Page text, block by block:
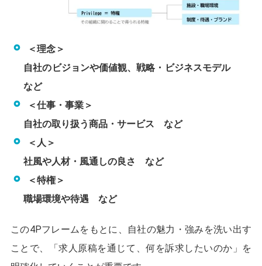
＜理念＞
自社のビジョンや価値観、戦略・ビジネスモデル
など
＜仕事・事業＞
自社の取り扱う商品・サービス など
＜人＞
社風や人材・風通しの良さ など
＜特権＞
職場環境や待遇 など
この4Pフレームをもとに、自社の魅力・強みを洗い出す
ことで、「求人原稿を通じて、何を訴求したいのか」を